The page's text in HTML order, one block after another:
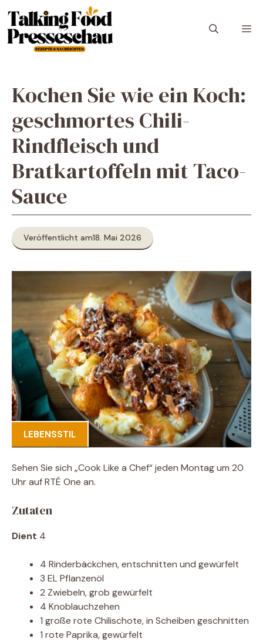
Inhalt
springen
Kochen Sie wie ein Koch:
geschmortes Chili-
Rindfleisch und
Bratkartoffeln mit Taco-
Sauce
Veröffentlicht am18. Mai 2026
LEBENSSTIL
Sehen Sie sich „Cook Like a Chef“ jeden Montag um 20
Uhr auf RTÉ One an.
Zutaten
Dient 4
4 Rinderbäckchen, entschnitten und gewürfelt
3 EL Pflanzenöl
2 Zwiebeln, grob gewürfelt
4 Knoblauchzehen
1 große rote Chilischote, in Scheiben geschnitten
1 rote Paprika, gewürfelt